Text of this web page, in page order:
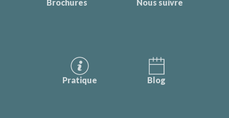
Brochures Nous suivre
Pratique Blog